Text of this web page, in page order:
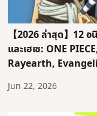
【2026 ล่าสุด】12
และเฮเซ: ONE
Rayearth,
Jun 22, 2026